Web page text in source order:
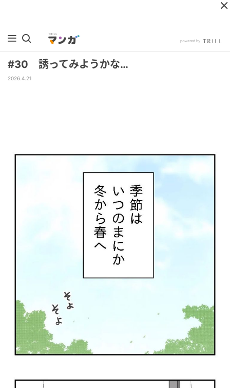
#30 誘ってみようかな…
2026.4.21